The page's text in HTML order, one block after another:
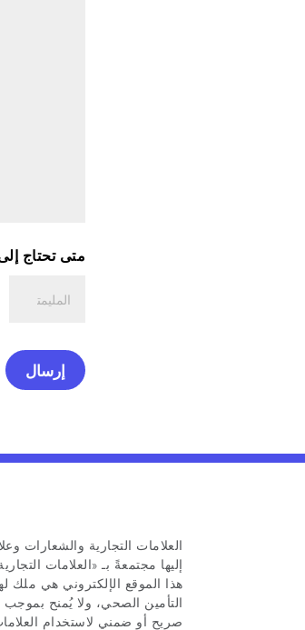
متى تحتاج
العلامات التجارية والشعارات
إليها مجتمعةً بـ «العلامات
هذا الموقع الإلكتروني هي ملك
التأمين الصحي، ولا يُمنح
صريح أو ضمني لاستخدام